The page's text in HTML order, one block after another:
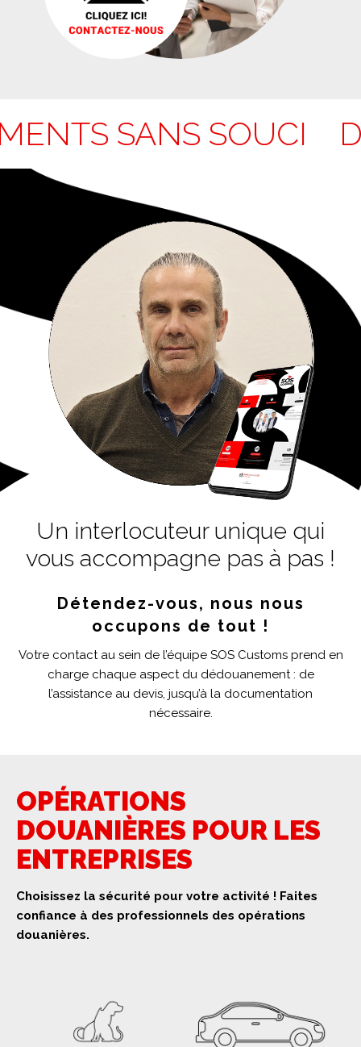
SANS SOUCI
Un interlocuteur unique qui
vous accompagne pas à pas !
Détendez-vous, nous nous
occupons de tout !
Votre contact au sein de l’équipe SOS Customs prend en
charge chaque aspect du dédouanement : de
l’assistance au devis, jusqu’à la documentation
nécessaire.
OPÉRATIONS
DOUANIÈRES POUR LES
ENTREPRISES
Choisissez la sécurité pour votre activité ! Faites
confiance à des professionnels des opérations
douanières.